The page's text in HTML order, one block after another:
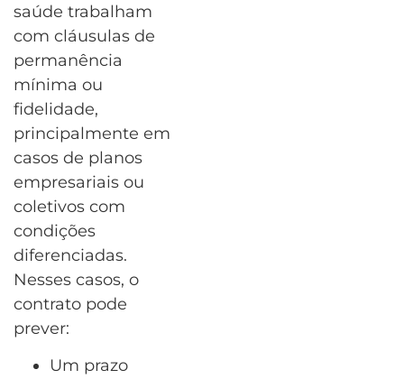
saúde trabalham
com cláusulas de
permanência
mínima ou
fidelidade,
principalmente em
casos de planos
empresariais ou
coletivos com
condições
diferenciadas.
Nesses casos, o
contrato pode
prever:
Um prazo